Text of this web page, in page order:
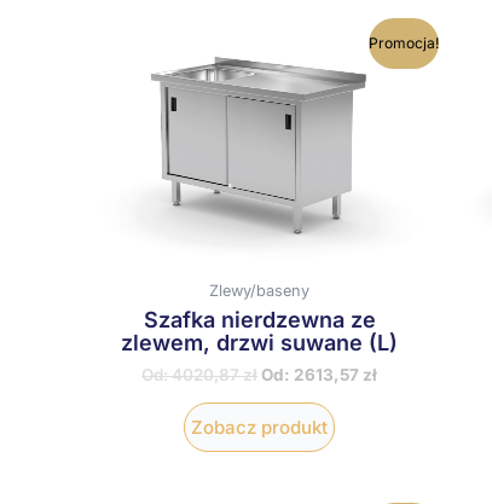
Promocja!
Zlewy/baseny
Szafka nierdzewna ze
zlewem, drzwi suwane (L)
Od:4020,87zł Od: 2613,57 zł
Zobacz produkt
produkt
ma
wiele
wariantów.
wybrać
na